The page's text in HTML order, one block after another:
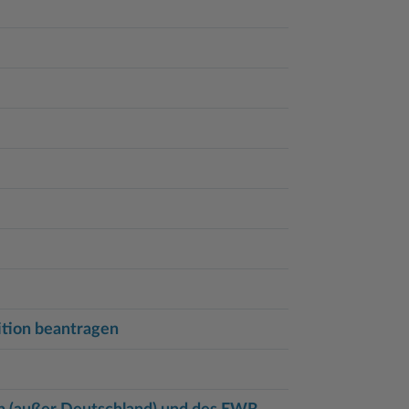
beantragen